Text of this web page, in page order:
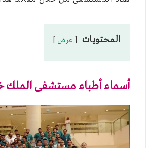
المحتويات عرض
أسماء أطباء مستشفى الملك